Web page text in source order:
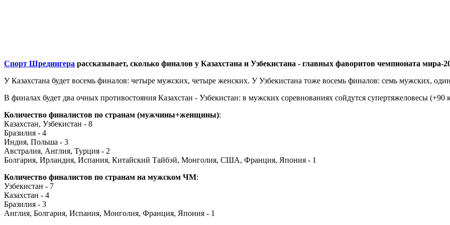
Спорт Шредингера рассказывает, сколько финалов у Казахстана и Узбекистана - главных фаворитов чемпионата мира-
У Казахстана будет восемь финалов: четыре мужских, четыре женских. У Узбекистана тоже восемь финалов: семь мужских,
В финалах будет два очных противостояния Казахстан - Узбекистан: в мужских соревнованиях сойдутся супертяжеловесы
Количество финалистов по странам (мужчины+женщины):
Казахстан, Узбекистан - 8
Бразилия - 4
Индия, Польша - 3
Австралия, Англия, Турция - 2
Болгария, Ирландия, Испания, Китайский Тайбэй, Монголия, США, Франция, Япония - 1
Количество финалистов по странам на мужском ЧМ:
Узбекистан - 7
Казахстан - 4
Бразилия - 3
Англия, Болгария, Испания, Монголия, Франция, Япония - 1